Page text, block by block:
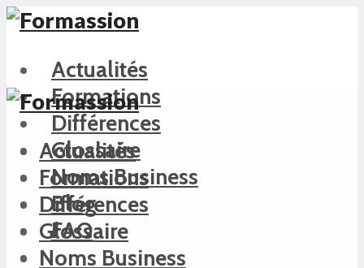
Actualités
Formations
Différences
Glossaire
Noms Business
Blog
FAQ
Actualités
Formations
Différences
Glossaire
Noms Business